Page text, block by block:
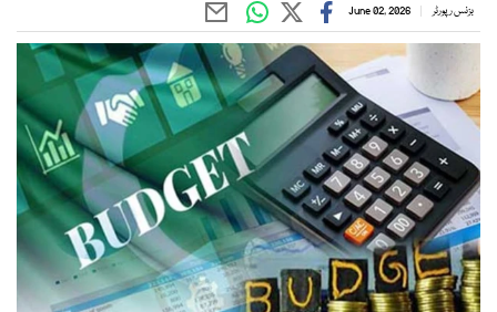
بزنس رپورٹر June 02, 2026